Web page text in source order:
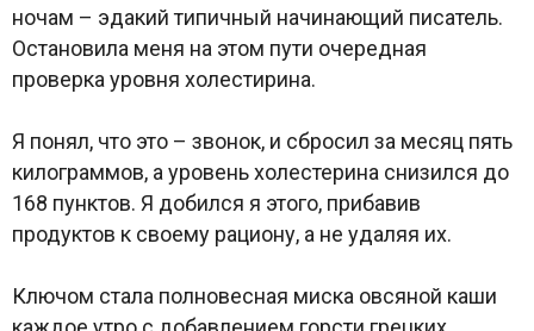
ночам – эдакий типичный начинающий писатель.
Остановила меня на этом пути очередная
проверка уровня холестирина.
Я понял, что это – звонок, и сбросил за месяц пять
килограммов, а уровень холестерина снизился до
168 пунктов. Я добился я этого, прибавив
продуктов к своему рациону, а не удаляя их.
Ключом стала полновесная миска овсяной каши